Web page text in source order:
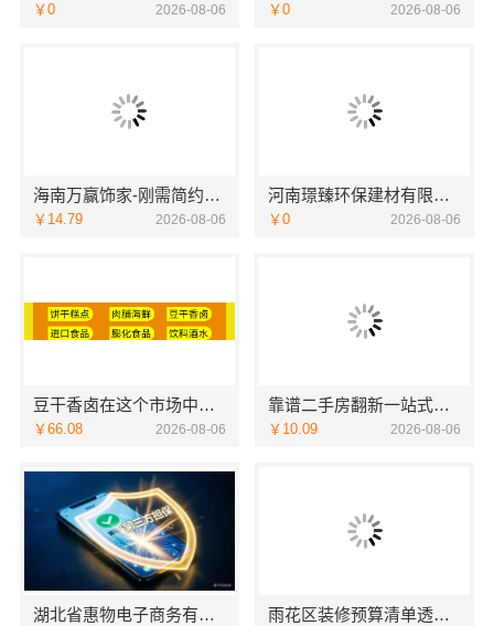
￥0 2026-08-06 ￥0 2026-08-06
海南万赢饰家-刚需简约家庭装修工期提速
￥14.79 2026-08-06
河南璟臻环保建材有限公司：汝州家装精装全攻略
￥0 2026-08-06
豆干香卤在这个市场中销量怎么样
￥66.08 2026-08-06
靠谱二手房翻新一站式急装浙江臻美，省心可靠
￥10.09 2026-08-06
湖北省惠物电子商务有限公司：畅销生鲜食品软件功能与价格解析 雨花区装修预算清单透明化施工，湖南创益讯建筑